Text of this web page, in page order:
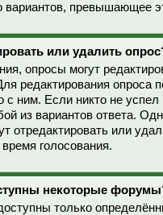
вариантов, превышающее
или удалить
опросы могут
редактирования опроса
с ним. Если никто не
из вариантов ответа.
отредактировать или
голосования.
некоторые
только